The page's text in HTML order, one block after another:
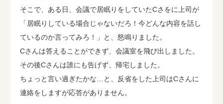
そこで、ある日、会議で居眠りをしていたCさをに上司が
「居眠りしている場合じゃないだろ！今どんな内容を話し
ているのか言ってみろ！」と、怒鳴りました。
Cさんは答えることができず、会議室を飛び出しました。
その後Cさんは誰にも告げず、帰宅しました。
ちょっと言い過ぎたかな…と、反省をした上司はCさんに
連絡をしますが応答がありません。